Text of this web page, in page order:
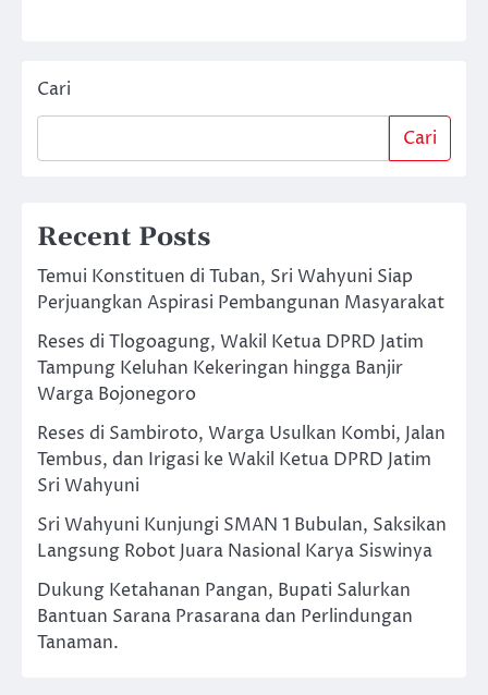
Cari
Cari
Recent Posts
Temui Konstituen di Tuban, Sri Wahyuni Siap
Perjuangkan Aspirasi Pembangunan Masyarakat
Reses di Tlogoagung, Wakil Ketua DPRD Jatim
Tampung Keluhan Kekeringan hingga Banjir
Warga Bojonegoro
Reses di Sambiroto, Warga Usulkan Kombi, Jalan
Tembus, dan Irigasi ke Wakil Ketua DPRD Jatim
Sri Wahyuni
Sri Wahyuni Kunjungi SMAN 1 Bubulan, Saksikan
Langsung Robot Juara Nasional Karya Siswinya
Dukung Ketahanan Pangan, Bupati Salurkan
Bantuan Sarana Prasarana dan Perlindungan
Tanaman.